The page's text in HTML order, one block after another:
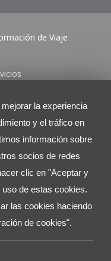
de Viaje
del Aeropuerto
(Piso 5)
N.L., México.
la experiencia
y el tráfico en
información sobre
socios de redes
clic en "Aceptar y
de estas cookies.
las cookies haciendo
de cookies".